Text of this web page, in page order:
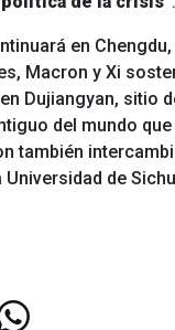
en
Macron y Xi
Dujiangyan, sitio
del mundo
también
de